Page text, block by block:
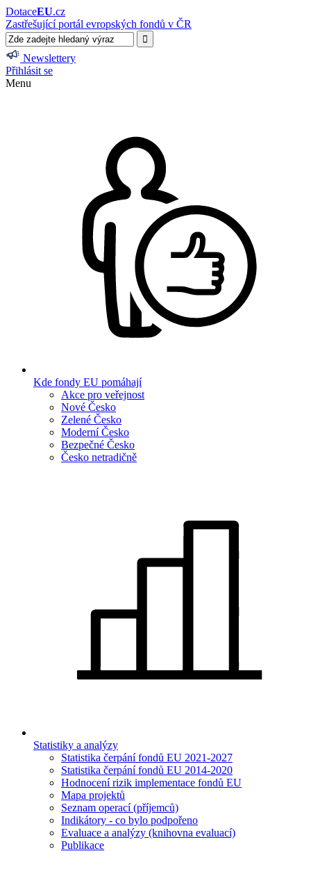
DotaceEU.cz
Zastřešující portál evropských fondů v ČR
Newslettery
Přihlásit se
Menu
Kde fondy EU pomáhají
Akce pro veřejnost
Nové Česko
Zelené Česko
Moderní Česko
Bezpečné Česko
Česko netradičně
Statistiky a analýzy
Statistika čerpání fondů EU 2021-2027
Statistika čerpání fondů EU 2014-2020
Hodnocení rizik implementace fondů EU
Mapa projektů
Seznam operací (příjemců)
Indikátory - co bylo podpořeno
Evaluace a analýzy (knihovna evaluací)
Publikace